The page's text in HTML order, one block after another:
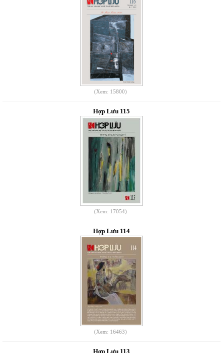
(Xem: 15800)
Hợp Lưu 115
(Xem: 17054)
Hợp Lưu 114
(Xem: 16463)
Hợp Lưu 113